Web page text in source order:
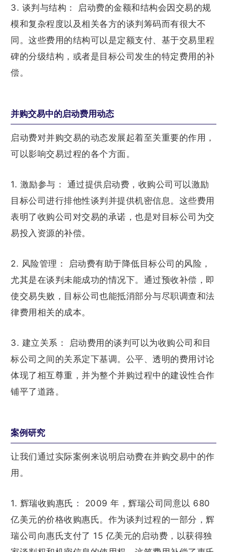
3. 谈判与结构： 启动费的金额和结构会因交易的规
模和复杂程度以及相关各方的谈判筹码而有很大不
同。这些费用的结构可以是定额支付、基于交易里程
碑的分级结构，或者是目标公司发生的特定费用的补
偿。
并购交易中的启动费用动态
启动费对并购交易的动态发展起着至关重要的作用，
可以影响交易过程的各个方面。
1. 激励参与： 通过提供启动费，收购公司可以激励
目标公司进行排他性谈判并提供机密信息。这些费用
表明了收购公司对交易的承诺，也是对目标公司为交
易投入资源的补偿。
2. 风险管理： 启动费有助于降低目标公司的风险，
尤其是在谈判未能成功的情况下。通过预收补偿，即
使交易失败，目标公司也能抵消部分与尽职调查和法
律费用相关的成本。
3. 建立关系： 启动费用的谈判可以为收购公司和目
标公司之间的关系定下基调。公平、透明的费用讨论
体现了相互尊重，并为整个并购过程中的建设性合作
铺平了道路。
案例研究
让我们通过实际案例来说明启动费在并购交易中的作
用。
1. 辉瑞收购惠氏： 2009 年，辉瑞公司同意以 680
亿美元的价格收购惠氏。作为谈判过程的一部分，辉
瑞公司向惠氏支付了 15 亿美元的启动费，以获得独